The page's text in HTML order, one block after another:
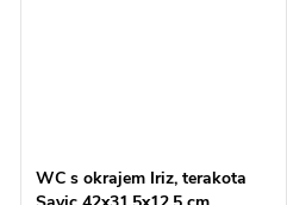
WC s okrajem Iriz, terakota